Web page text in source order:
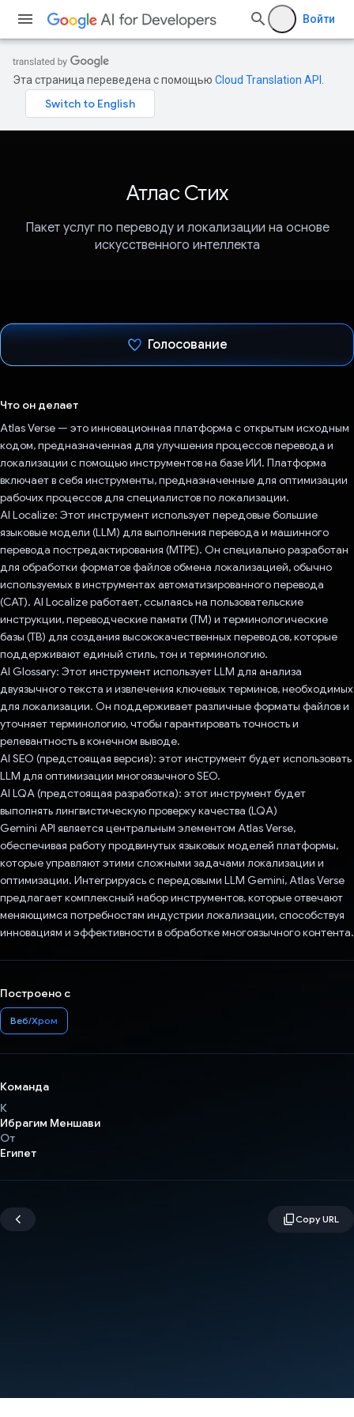
Войти
Эта страница переведена с помощью Cloud Translation API
Атлас Стих
Пакет услуг по переводу и локализации на основе
искусственного интеллекта
Голосование
Что он делает
Atlas Verse — это инновационная платформа с открытым исходным
кодом, предназначенная для улучшения процессов перевода и
локализации с помощью инструментов на базе ИИ. Платформа
включает в себя инструменты, предназначенные для оптимизации
рабочих процессов для специалистов по локализации.
AI Localize: Этот инструмент использует передовые большие
языковые модели (LLM) для выполнения перевода и машинного
перевода постредактирования (MTPE). Он специально разработан
для обработки форматов файлов обмена локализацией, обычно
используемых в инструментах автоматизированного перевода
(CAT). AI Localize работает, ссылаясь на пользовательские
инструкции, переводческие памяти (TM) и терминологические
базы (TB) для создания высококачественных переводов, которые
поддерживают единый стиль, тон и терминологию.
AI Glossary: ​​Этот инструмент использует LLM для анализа
двуязычного текста и извлечения ключевых терминов, необходимых
для локализации. Он поддерживает различные форматы файлов и
уточняет терминологию, чтобы гарантировать точность и
релевантность в конечном выводе.
AI SEO (предстоящая версия): этот инструмент будет использовать
LLM для оптимизации многоязычного SEO.
AI LQA (предстоящая разработка): этот инструмент будет
выполнять лингвистическую проверку качества (LQA)
Gemini API является центральным элементом Atlas Verse,
обеспечивая работу продвинутых языковых моделей платформы,
которые управляют этими сложными задачами локализации и
оптимизации. Интегрируясь с передовыми LLM Gemini, Atlas Verse
предлагает комплексный набор инструментов, которые отвечают
меняющимся потребностям индустрии локализации, способствуя
инновациям и эффективности в обработке многоязычного контента.
Построено с
Веб/Хром
Команда
К
Ибрагим Меншави
От
Египет